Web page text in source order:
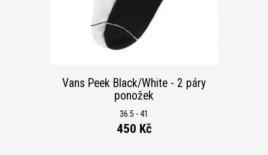
Vans Peek Black/White - 2 páry
ponožek
36.5 - 41
450 Kč